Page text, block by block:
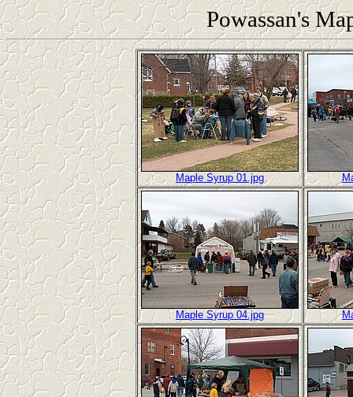
Powassan's
Maple Syrup 01.jpg
Maple Syrup 04.jpg